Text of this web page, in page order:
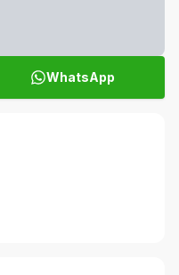
WhatsApp